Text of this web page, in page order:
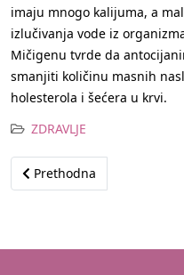
imaju mnogo kalijuma, a
izlučivanja vode iz
Mičigenu tvrde da
smanjiti količinu masnih
holesterola i šećera u krvi.
ZDRAVLJE
Prethodni članak:
Prethodna